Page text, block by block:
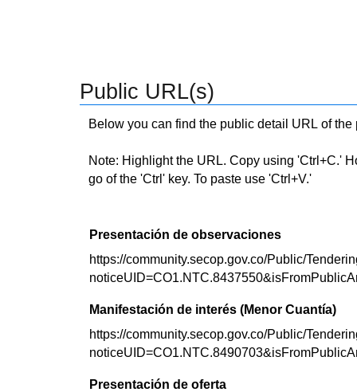
Public URL(s)
Below you can find the public detail URL of
Note: Highlight the URL. Copy using 'Ctrl+C.'
go of the 'Ctrl' key. To paste use 'Ctrl+V.'
Presentación de observaciones
https://community.secop.gov.co/Public/
Manifestación de interés (Menor Cuantía)
https://community.secop.gov.co/Public/
Presentación de oferta